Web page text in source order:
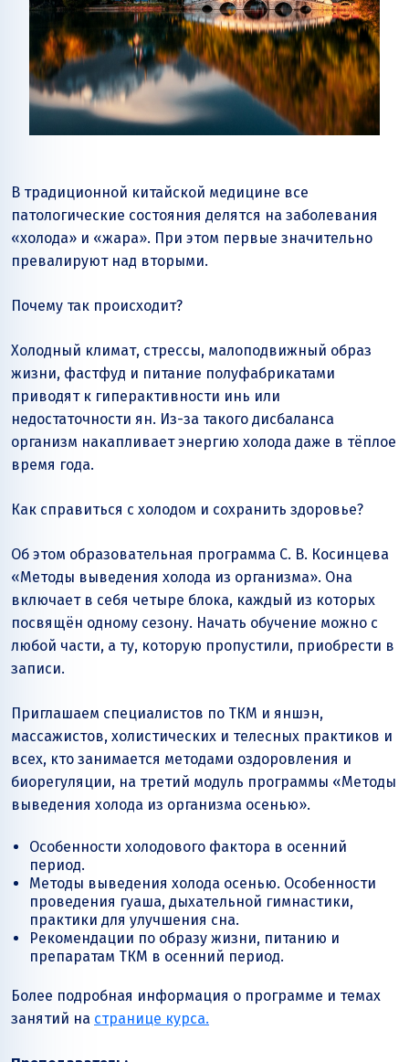
В традиционной китайской медицине все
патологические состояния делятся на заболевания
«холода» и «жара». При этом первые значительно
превалируют над вторыми.
Почему так происходит?
Холодный климат, стрессы, малоподвижный образ
жизни, фастфуд и питание полуфабрикатами
приводят к гиперактивности инь или
недостаточности ян. Из-за такого дисбаланса
организм накапливает энергию холода даже в тёплое
время года.
Как справиться с холодом и сохранить здоровье?
Об этом образовательная программа С. В. Косинцева
«Методы выведения холода из организма». Она
включает в себя четыре блока, каждый из которых
посвящён одному сезону. Начать обучение можно с
любой части, а ту, которую пропустили, приобрести в
записи.
Приглашаем специалистов по ТКМ и яншэн,
массажистов, холистических и телесных практиков и
всех, кто занимается методами оздоровления и
биорегуляции, на третий модуль программы «Методы
выведения холода из организма осенью».
Особенности холодового фактора в осенний
период.
Методы выведения холода осенью. Особенности
проведения гуаша, дыхательной гимнастики,
практики для улучшения сна.
Рекомендации по образу жизни, питанию и
препаратам ТКМ в осенний период.
Более подробная информация о программе и темах
занятий на странице курса.